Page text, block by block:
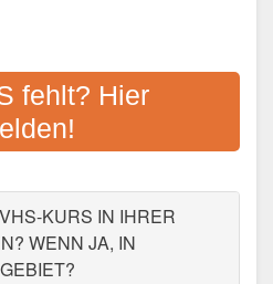
LANDKREIS
20, 91301
fehlt? Hier
KURS IN IHRER
WENN JA, IN